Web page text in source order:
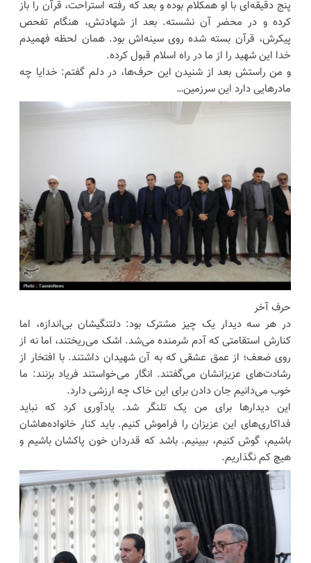
پنج دقیقه‌ای با او همکلام بوده و بعد که رفته استراحت، قرآن را باز
کرده و در محضر آن نشسته. بعد از شهادتش، هنگام تفحص
پیکرش، قرآن بسته شده روی سینه‌اش بود. همان لحظه فهمیدم
خدا این شهید را از ما در راه اسلام قبول کرده.
و من راستش بعد از شنیدن این حرف‌ها، در دلم گفتم: خدایا چه
مادرهایی دارد این سرزمین…
حرف آخر
در هر سه دیدار یک چیز مشترک بود: دلتنگیشان بی‌اندازه، اما
کنارش استقامتی که آدم شرمنده می‌شد. اشک می‌ریختند، اما نه از
روی ضعف؛ از عمق عشقی که به آن شهیدان داشتند. با افتخار از
رشادت‌های عزیزانشان می‌گفتند. انگار می‌خواستند فریاد بزنند: ما
خوب می‌دانیم جان دادن برای این خاک چه ارزشی دارد.
این دیدارها برای من یک تلنگر شد. یادآوری کرد که نباید
فداکاری‌های این عزیزان را فراموش کنیم. باید کنار خانواده‌هاشان
باشیم، گوش کنیم، ببینیم. باشد که قدردان خون پاکشان باشیم و
هیچ کم نگذاریم.